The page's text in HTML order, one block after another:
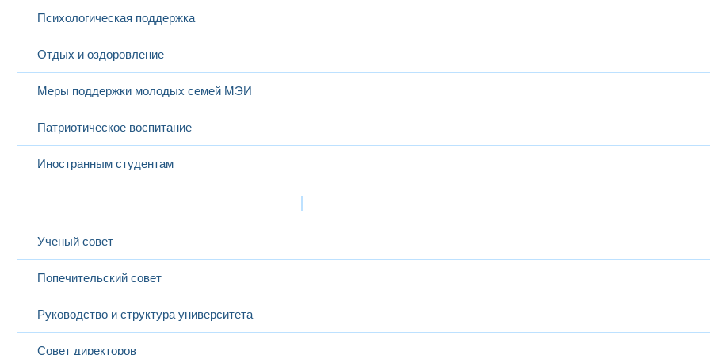
Психологическая поддержка
Отдых и оздоровление
Меры поддержки молодых семей МЭИ
Патриотическое воспитание
Иностранным студентам
Ученый совет
Попечительский совет
Руководство и структура университета
Совет директоров